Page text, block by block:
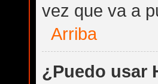
vez que va a
Arriba
¿Puedo usar